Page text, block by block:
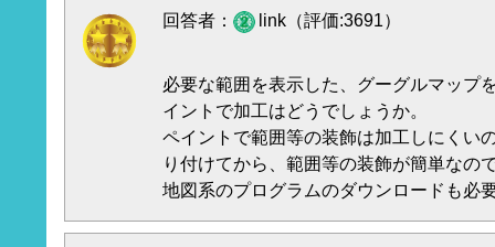
回答者： link（評価:3691）
必要な範囲を表示した、グーグルマップ
イントで加工はどうでしょうか。
ペイントで範囲等の装飾は加工しにくい
り付けてから、範囲等の装飾が簡単なの
地図系のプログラムのダウンロードも必